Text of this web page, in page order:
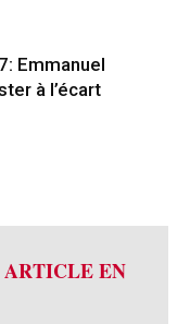
Emmanuel
à l’écart
EN